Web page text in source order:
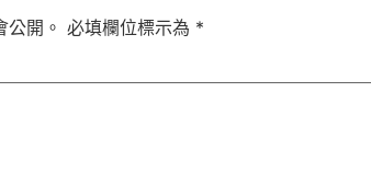
開。 必填欄位標示為 *